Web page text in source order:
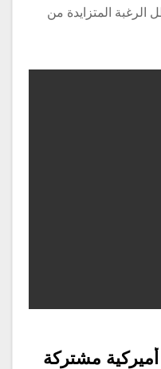
الرغبة المتزايدة من
أميركية مشتركة